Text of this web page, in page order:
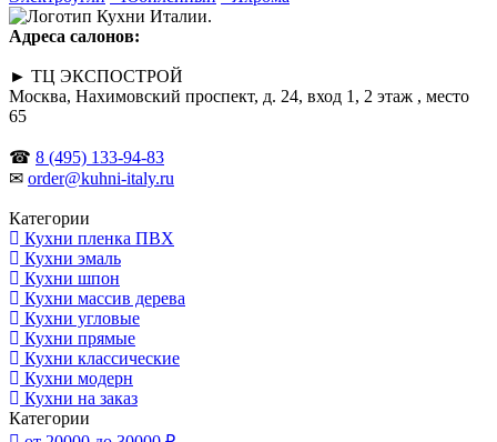
Адреса салонов:
► ТЦ ЭКСПОСТРОЙ
Москва, Нахимовский проспект, д. 24, вход 1, 2 этаж , место
65
☎ 8 (495) 133-94-83
✉ order@kuhni-italy.ru
Категории
Кухни пленка ПВХ
Кухни эмаль
Кухни шпон
Кухни массив дерева
Кухни угловые
Кухни прямые
Кухни классические
Кухни модерн
Кухни на заказ
Категории